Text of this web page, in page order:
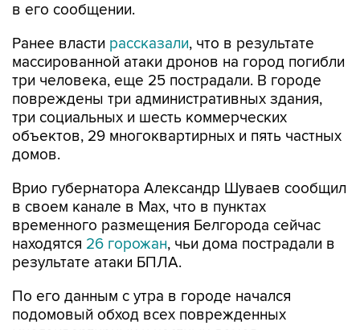
Ранее властирассказали
три человека, еще 25 пострадали. В городе
повреждены три административных здания,
три социальных и шесть коммерческих
объектов, 29 многоквартирных и пять частных
домов.
Врио губернатора Александр Шуваев сообщил
временного размещения Белгорода сейчас
находятся26 горожан, чьи дома пострадали в
результате атаки БПЛА.
По его данным с утра в городе начался
многоквартирных и частных домов.
Коммунальщики и бригады благоустройства